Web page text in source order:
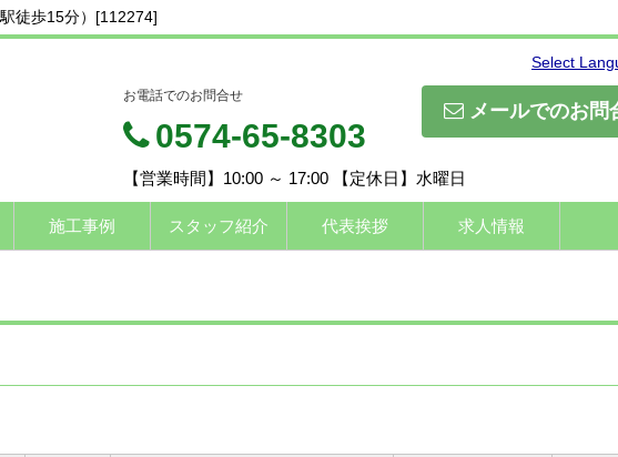
徒歩15分）[112274]
Select
メールでのお問
お電話でのお問合せ
0574-65-8303
【営業時間】10:00 ～ 17:00 【定休日】水曜日
施工事例 スタッフ紹介 代表挨拶 求人情報